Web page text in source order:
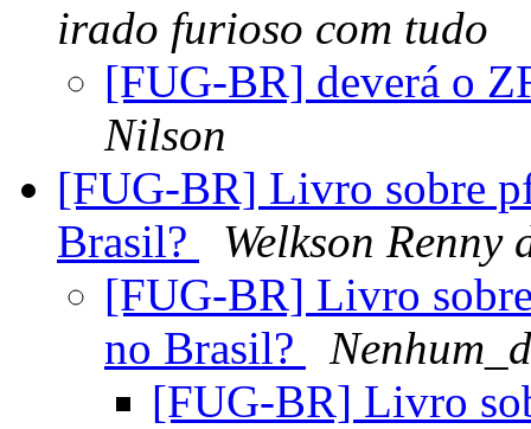
irado furioso com tudo
[FUG-BR] deverá o
Nilson
[FUG-BR] Livro sobre
Brasil?
Welkson Renny
[FUG-BR] Livro
no Brasil?
[FUG-BR] Livro